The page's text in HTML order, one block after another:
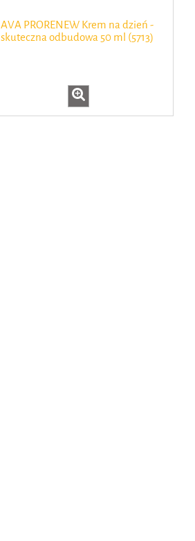
AVA PRORENEW Krem na dzień -
skuteczna odbudowa 50 ml (5713)